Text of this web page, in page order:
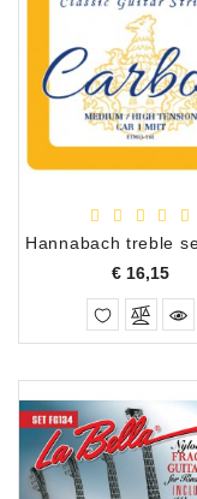
€ 16,15Prijs